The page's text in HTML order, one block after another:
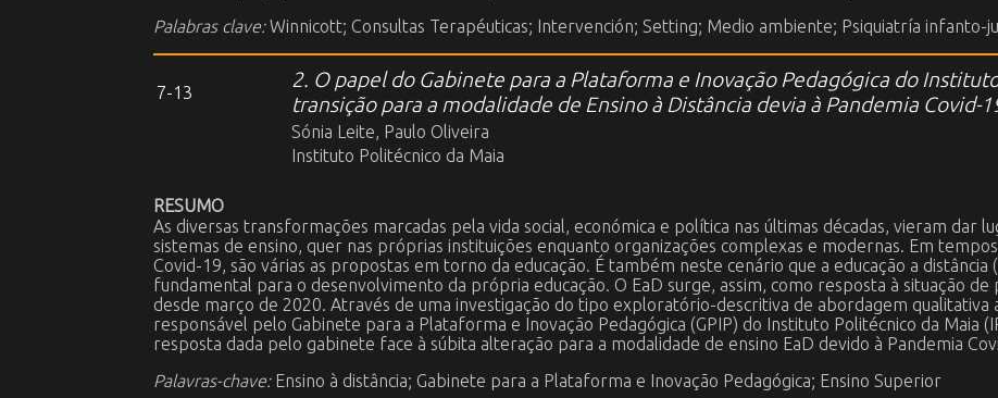
Palabras clave:Winnicott; Consultas Terapéuticas; Intervención; Setting; Medio ambiente; Psiquiatría infanto-
7-13
2. O papel do Gabinete para a Plataforma e Inovação Pedagógica do
transição para a modalidade de Ensino à Distância devia à Pandemia Covid-
Sónia Leite, Paulo Oliveira
Instituto Politécnico da Maia
RESUMO
As diversas transformações marcadas pela vida social, económica e política nas últimas décadas, vieram dar
sistemas de ensino, quer nas próprias instituições enquanto organizações complexas e modernas. Em
Covid-19, são várias as propostas em torno da educação. É também neste cenário que a educação a distância
fundamental para o desenvolvimento da própria educação. O EaD surge, assim, como resposta à situação de
desde março de 2020. Através de uma investigação do tipo exploratório-descritiva de abordagem
responsável pelo Gabinete para a Plataforma e Inovação Pedagógica (GPIP) do Instituto Politécnico da Maia
resposta dada pelo gabinete face à súbita alteração para a modalidade de ensino EaD devido à Pandemia
Palavras-chave: Ensino à distância; Gabinete para a Plataforma e Inovação Pedagógica; Ensino Superior